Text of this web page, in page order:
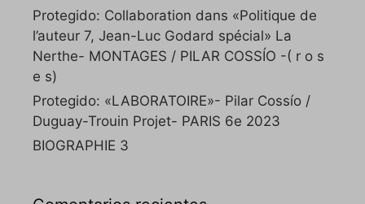
Protegido: Collaboration dans «Politique de
l’auteur 7, Jean-Luc Godard spécial» La
Nerthe- MONTAGES / PILAR COSSÍO -( r o s
e s)
Protegido: «LABORATOIRE»- Pilar Cossío /
Duguay-Trouin Projet- PARIS 6e 2023
BIOGRAPHIE 3